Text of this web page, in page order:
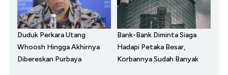
Duduk Perkara Utang
Whoosh Hingga Akhirnya
Dibereskan Purbaya
Bank-Bank Diminta Siaga
Hadapi Petaka Besar,
Korbannya Sudah Banyak